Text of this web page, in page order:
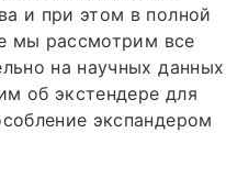
и при этом в полной
мы рассмотрим все
на научных данных
об экстендере для
экспандером